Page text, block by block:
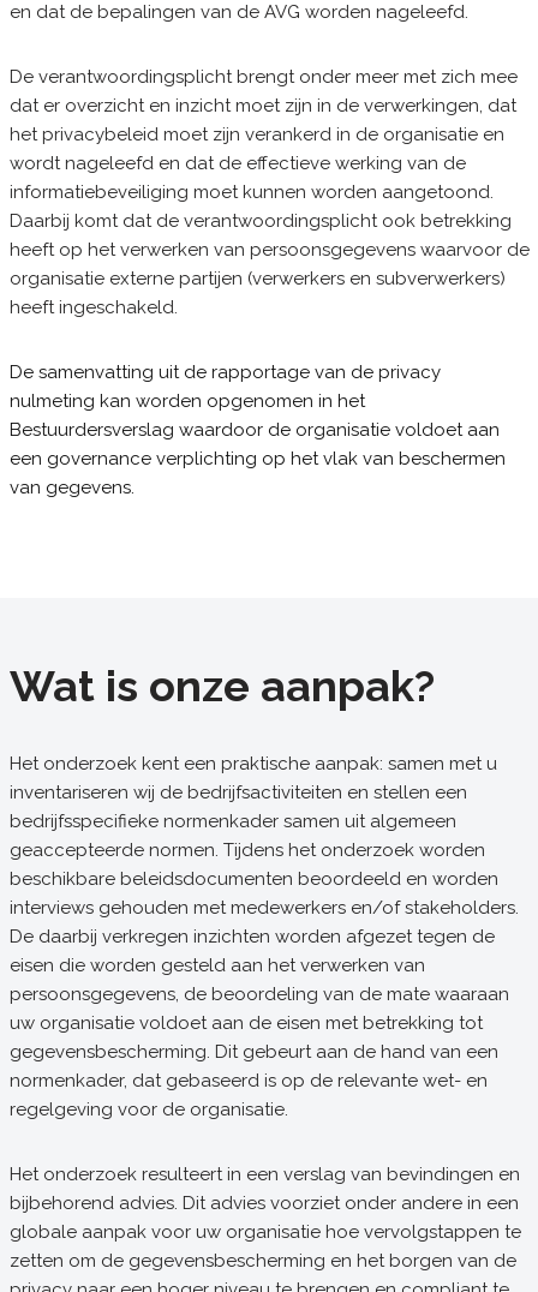
en dat de bepalingen van de AVG worden nageleefd.
De verantwoordingsplicht brengt onder meer met zich mee
dat er overzicht en inzicht moet zijn in de verwerkingen, dat
het privacybeleid moet zijn verankerd in de organisatie en
wordt nageleefd en dat de effectieve werking van de
informatiebeveiliging moet kunnen worden aangetoond.
Daarbij komt dat de verantwoordingsplicht ook betrekking
heeft op het verwerken van persoonsgegevens waarvoor de
organisatie externe partijen (verwerkers en subverwerkers)
heeft ingeschakeld.
De samenvatting uit de rapportage van de privacy
nulmeting kan worden opgenomen in het
Bestuurdersverslag waardoor de organisatie voldoet aan
een governance verplichting op het vlak van beschermen
van gegevens.
Wat is onze aanpak?
Het onderzoek kent een praktische aanpak: samen met u
inventariseren wij de bedrijfsactiviteiten en stellen een
bedrijfsspecifieke normenkader samen uit algemeen
geaccepteerde normen. Tijdens het onderzoek worden
beschikbare beleidsdocumenten beoordeeld en worden
interviews gehouden met medewerkers en/of stakeholders.
De daarbij verkregen inzichten worden afgezet tegen de
eisen die worden gesteld aan het verwerken van
persoonsgegevens, de beoordeling van de mate waaraan
uw organisatie voldoet aan de eisen met betrekking tot
gegevensbescherming. Dit gebeurt aan de hand van een
normenkader, dat gebaseerd is op de relevante wet- en
regelgeving voor de organisatie.
Het onderzoek resulteert in een verslag van bevindingen en
bijbehorend advies. Dit advies voorziet onder andere in een
globale aanpak voor uw organisatie hoe vervolgstappen te
zetten om de gegevensbescherming en het borgen van de